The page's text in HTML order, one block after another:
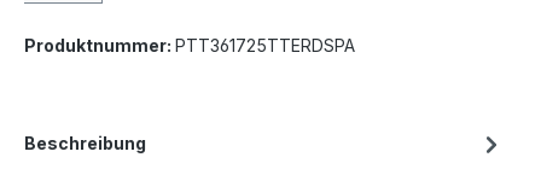
Produktnummer: PTT361725TTERDSPA
Beschreibung